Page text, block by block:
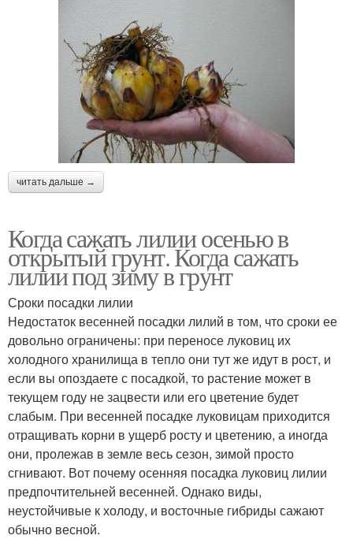
читать дальше →
Когда сажать лилии осенью в
открытый грунт. Когда сажать
лилии под зиму в грунт
Сроки посадки лилии
Недостаток весенней посадки лилий в том, что сроки ее
довольно ограничены: при переносе луковиц их
холодного хранилища в тепло они тут же идут в рост, и
если вы опоздаете с посадкой, то растение может в
текущем году не зацвести или его цветение будет
слабым. При весенней посадке луковицам приходится
отращивать корни в ущерб росту и цветению, а иногда
они, пролежав в земле весь сезон, зимой просто
сгнивают. Вот почему осенняя посадка луковиц лилии
предпочтительней весенней. Однако виды,
неустойчивые к холоду, и восточные гибриды сажают
обычно весной.